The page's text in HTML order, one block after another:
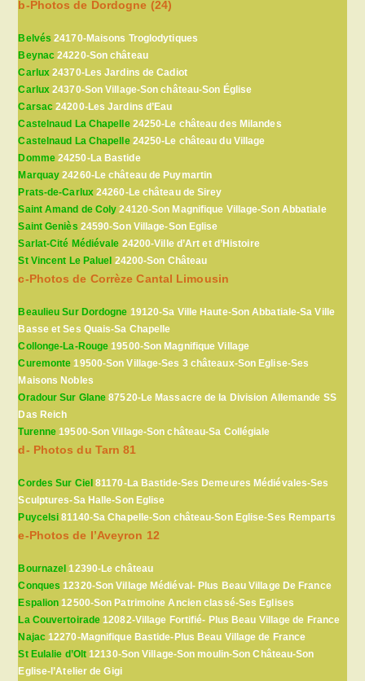
b-Photos de Dordogne (24)
Belvés 24170-Maisons Troglodytiques
Beynac 24220-Son château
Carlux 24370-Les Jardins de Cadiot
Carlux 24370-Son Village-Son château-Son Église
Carsac 24200-Les Jardins d’Eau
Castelnaud La Chapelle24250-Le château des Milandes
Castelnaud La Chapelle24250-Le château du Village
Domme24250-La Bastide
Marquay 24260-Le château de Puymartin
Prats-de-Carlux24260-Le château de Sirey
Saint Amand de Coly 24120-Son Magnifique Village-Son Abbatiale
Saint Geniès 24590-Son Village-Son Eglise
Sarlat-Cité Médiévale 24200-Ville d’Art et d’Histoire
St Vincent Le Paluel 24200-Son Château
c-Photos de Corrèze Cantal Limousin
Beaulieu Sur Dordogne 19120-Sa Ville Haute-Son Abbatiale-Sa Ville
Basse et Ses Quais-Sa Chapelle
Collonge-La-Rouge 19500-Son Magnifique Village
Curemonte 19500-Son Village-Ses 3 châteaux-Son Eglise-Ses
Maisons Nobles
Oradour Sur Glane 87520-Le Massacre de la Division Allemande SS
Das Reich
Turenne 19500-Son Village-Son château-Sa Collégiale
d- Photos du Tarn 81
Cordes Sur Ciel81170-La Bastide-Ses Demeures Médiévales-Ses
Sculptures-Sa Halle-Son Eglise
Puycelsi 81140-Sa Chapelle-Son château-Son Eglise-Ses Remparts
e-Photos de l’Aveyron 12
Bournazel 12390-Le château
Conques 12320-Son Village Médiéval- Plus Beau Village De France
Espalion 12500-Son Patrimoine Ancien classé-Ses Eglises
La Couvertoirade 12082-Village Fortifié- Plus Beau Village de France
Najac12270-Magnifique Bastide-Plus Beau Village de France
St Eulalie d’Olt 12130-Son Village-Son moulin-Son Château-Son
Eglise-l’Atelier de Gigi